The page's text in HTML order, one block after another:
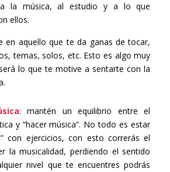
a la música, al estudio y a lo que
ellos.
en aquello que te da ganas de tocar,
temas, solos, etc. Esto es algo muy
lo que te motive a sentarte con la
: mantén un equilibrio entre el
y “hacer música”. No todo es estar
con ejercicios, con esto correrás el
la musicalidad, perdiendo el sentido
nivel que te encuentres podrás